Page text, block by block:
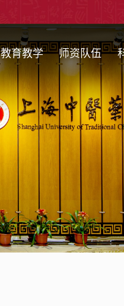
教育教学 师资队伍